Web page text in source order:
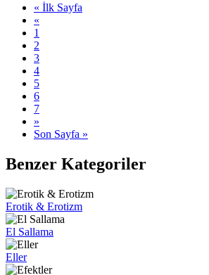
« İlk Sayfa
«
1
2
3
4
5
6
7
»
Son Sayfa »
Benzer Kategoriler
Erotik & Erotizm
El Sallama
Eller